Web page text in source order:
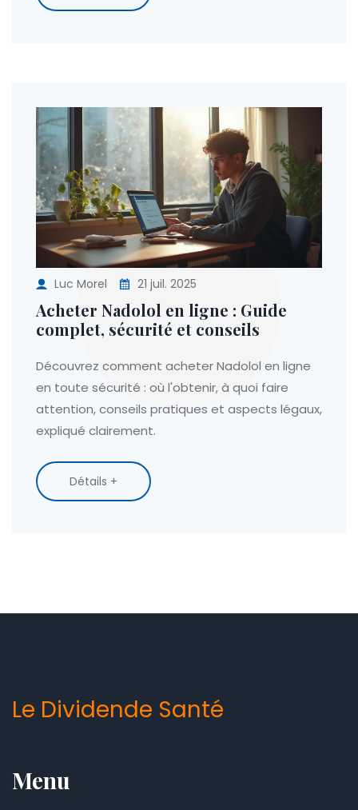
Luc Morel 21 juil. 2025
Acheter Nadolol en ligne : Guide
complet, sécurité et conseils
Découvrez comment acheter Nadolol en ligne
en toute sécurité : où l'obtenir, à quoi faire
attention, conseils pratiques et aspects légaux,
expliqué clairement.
Détails +
Le Dividende Santé
Menu